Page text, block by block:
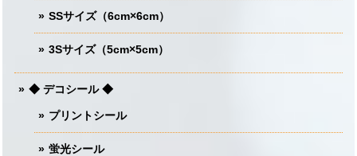
SSサイズ（6cm×6cm）
3Sサイズ（5cm×5cm）
◆ デコシール ◆
プリントシール
蛍光シール